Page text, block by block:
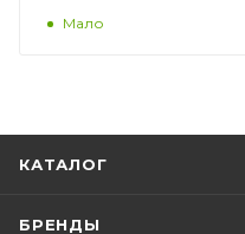
Мало
КАТАЛОГ
БРЕНДЫ